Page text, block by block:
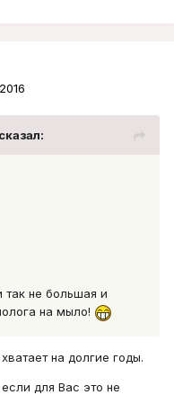
так не большая и
на мыло!
на долгие годы.
для Вас это не